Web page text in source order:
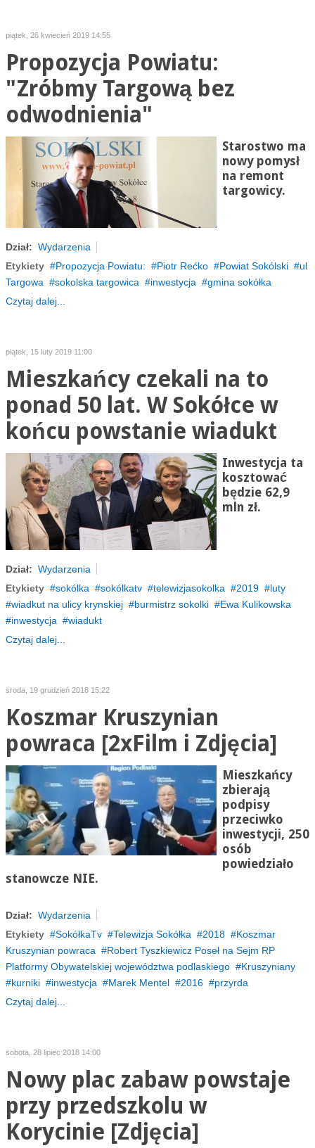
piątek, 26 kwiecień 2019 14:55
Propozycja Powiatu:
"Zróbmy Targową bez
odwodnienia"
Starostwo ma
nowy pomysł
na remont
targowicy.
Dział: Wydarzenia
Etykiety
Propozycja Powiatu: Piotr Rećko Powiat Sokólski
ul
Targowa
sokolska targowica inwestycja
gmina sokółka
Czytaj dalej...
piątek, 15 luty 2019 11:00
Mieszkańcy czekali na to
ponad 50 lat. W Sokółce w
końcu powstanie wiadukt
Inwestycja ta
kosztować
będzie 62,9
mln zł.
Dział: Wydarzenia
Etykiety
sokólka sokólkatv telewizjasokolka 2019
luty
wiadkut na ulicy krynskiej
burmistrz sokolki
Ewa Kulikowska
inwestycja
wiadukt
Czytaj dalej...
środa, 19 grudzień 2018 15:22
Koszmar Kruszynian
powraca [2xFilm i Zdjęcia]
Mieszkańcy
zbierają
podpisy
przeciwko
inwestycji, 250
osób
powiedziało
stanowcze NIE.
Dział: Wydarzenia
Etykiety
SokółkaTv Telewizja Sokółka 2018
Koszmar
Kruszynian powraca
Robert Tyszkiewicz Poseł na Sejm RP
Platformy Obywatelskiej województwa podlaskiego
Kruszyniany
kurniki
inwestycja Marek Mentel 2016
przyrda
Czytaj dalej...
sobota, 28 lipiec 2018 14:00
Nowy plac zabaw powstaje
przy przedszkolu w
Korycinie [Zdjęcia]